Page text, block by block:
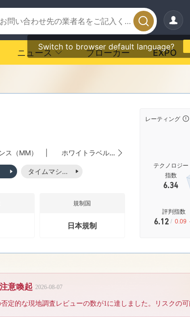
Switch to browser default language?
ニュース ブローカー EXPO
ス（MM） ホワイトラベルMT4
タイムマシーン
規制国
日本規制
レーティング
テクノロジー
指数
6.34
評判指数
6.12 / 0.09
意喚起 2026-08-07
定的な現地調査レビューの数が1に達しました。リスクの可